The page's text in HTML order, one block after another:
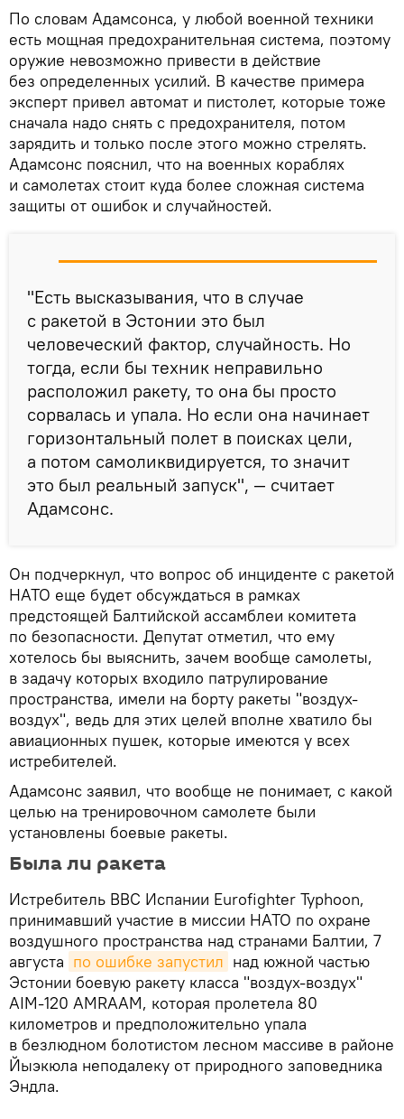
По словам Адамсонса, у любой военной техники
есть мощная предохранительная система, поэтому
оружие невозможно привести в действие
без определенных усилий. В качестве примера
эксперт привел автомат и пистолет, которые тоже
сначала надо снять с предохранителя, потом
зарядить и только после этого можно стрелять.
Адамсонс пояснил, что на военных кораблях
и самолетах стоит куда более сложная система
защиты от ошибок и случайностей.
"Есть высказывания, что в случае
с ракетой в Эстонии это был
человеческий фактор, случайность. Но
тогда, если бы техник неправильно
расположил ракету, то она бы просто
сорвалась и упала. Но если она начинает
горизонтальный полет в поисках цели,
а потом самоликвидируется, то значит
это был реальный запуск", — считает
Адамсонс.
Он подчеркнул, что вопрос об инциденте с ракетой
НАТО еще будет обсуждаться в рамках
предстоящей Балтийской ассамблеи комитета
по безопасности. Депутат отметил, что ему
хотелось бы выяснить, зачем вообще самолеты,
в задачу которых входило патрулирование
пространства, имели на борту ракеты "воздух-
воздух", ведь для этих целей вполне хватило бы
авиационных пушек, которые имеются у всех
истребителей.
Адамсонс заявил, что вообще не понимает, с какой
целью на тренировочном самолете были
установлены боевые ракеты.
Была ли ракета
Истребитель ВВС Испании Eurofighter Typhoon,
принимавший участие в миссии НАТО по охране
воздушного пространства над странами Балтии, 7
августа по ошибке запустил над южной частью
Эстонии боевую ракету класса "воздух-воздух"
AIM-120 AMRAAM, которая пролетела 80
километров и предположительно упала
в безлюдном болотистом лесном массиве в районе
Йыэкюла неподалеку от природного заповедника
Эндла.